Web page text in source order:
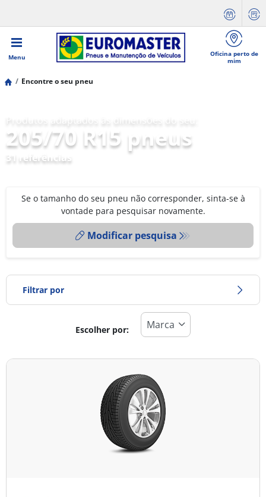
Menu
Oficina perto de
mim
Encontre o seu pneu
205/70 R15 pneus
31 referências
Se o tamanho do seu pneu não corresponder, sinta-se à
vontade para pesquisar novamente.
Modificar pesquisa
Filtrar por
Todos os tipos (31)
Todas as estações (11)
Escolher por: